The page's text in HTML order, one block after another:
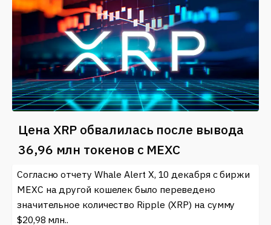
Цена XRP обвалилась после вывода
36,96 млн токенов с MEXC
Согласно отчету Whale Alert X, 10 декабря с биржи
MEXC на другой кошелек было переведено
значительное количество Ripple (XRP) на сумму
$20,98 млн..